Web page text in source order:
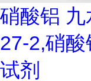
硝酸铝
27-2,硝
试剂